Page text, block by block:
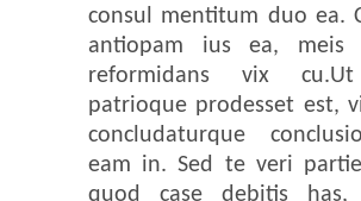
consul mentitum duo ea.
antiopam ius ea, meis
reformidans vix
patrioque prodesset est,
concludaturque
eam in. Sed te veri
quod case debitis